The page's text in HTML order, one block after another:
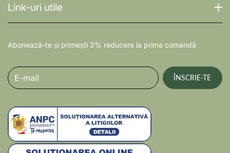
Link-uri utile
Abonează-te și primești 3% reducere la prima comandă
E-mail
ÎNSCRIE-TE